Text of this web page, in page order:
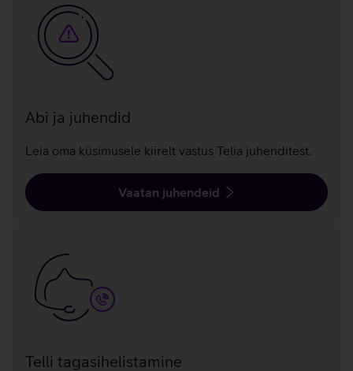
Abi ja juhendid
Leia oma küsimusele kiirelt vastus Telia juhenditest.
Vaatan juhendeid
Telli tagasihelistamine